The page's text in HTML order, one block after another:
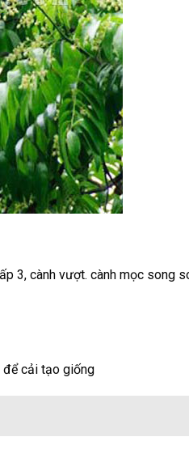
3, cành vượt. cành mọc song
để cải tạo giống